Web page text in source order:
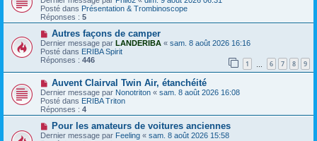
e
s
s
a
g
e
u
v
e
u
m
e
s
s
a
g
e
Posté dans Présentation & Trombinoscope
Réponses : 5
N
o
u
v
e
a
u
m
e
s
s
a
g
Autres façons de camper
Dernier message par LANDERIBA « sam. 8 août 2026 16:16
Posté dans ERIBA Spirit
Réponses : 446 1 6 7 8 9
N
o
u
v
e
a
Auvent Clairval Twin Air, étanchéité
Dernier message par Nonotriton « sam. 8 août 2026 16:08
Posté dans ERIBA Triton
Réponses : 4
N
o
Pour les amateurs de voitures anciennes
Dernier message par Feeling « sam. 8 août 2026 15:58